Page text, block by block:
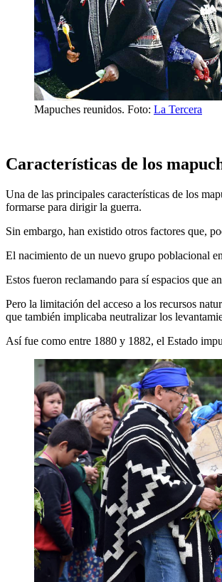
Mapuches reunidos. Foto: La Tercera
Características de los
Una de las principales características de los
formarse para dirigir la guerra.
Sin embargo, han existido otros factores que,
El nacimiento de un nuevo grupo poblacional
Estos fueron reclamando para sí espacios que
Pero la limitación del acceso a los recursos
que también implicaba neutralizar los
Así fue como entre 1880 y 1882, el Estado